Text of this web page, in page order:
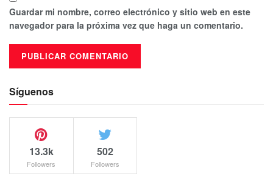
Guardar mi nombre, correo electrónico y sitio web en este
navegador para la próxima vez que haga un comentario.
Síguenos
13.3k
Followers
502
Followers